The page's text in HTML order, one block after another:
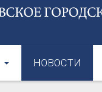
НОВОСТИ